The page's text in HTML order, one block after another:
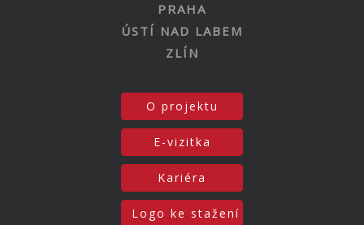
PRAHA
ÚSTÍ NAD LABEM
ZLÍN
O projektu
E-vizitka
Kariéra
Logo ke stažení